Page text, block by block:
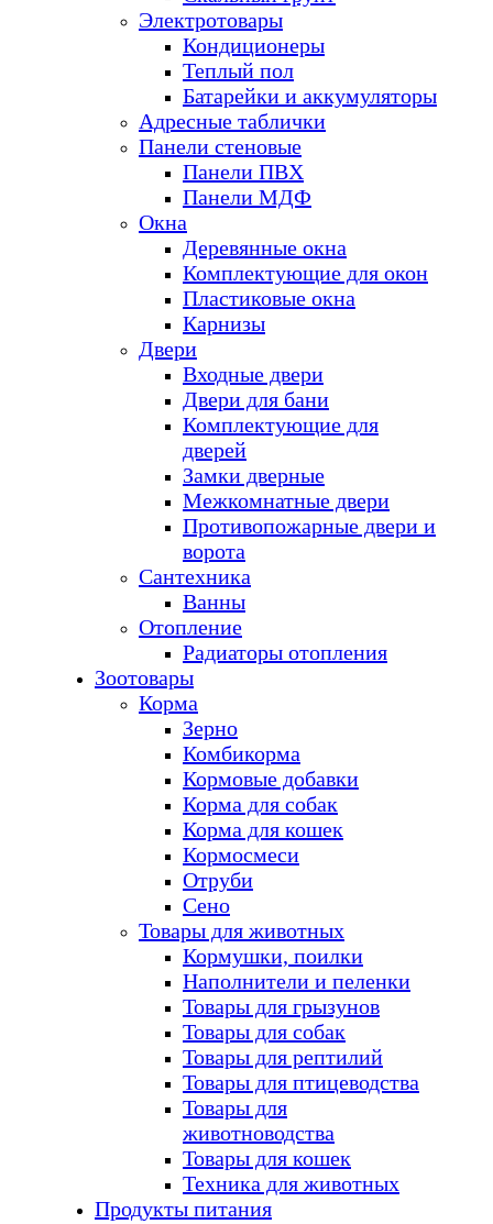
Электротовары
Кондиционеры
Теплый пол
Батарейки и аккумуляторы
Адресные таблички
Панели стеновые
Панели ПВХ
Панели МДФ
Окна
Деревянные окна
Комплектующие для окон
Пластиковые окна
Карнизы
Двери
Входные двери
Двери для бани
Комплектующие для
дверей
Замки дверные
Межкомнатные двери
Противопожарные двери и
ворота
Сантехника
Ванны
Отопление
Радиаторы отопления
Зоотовары
Корма
Зерно
Комбикорма
Кормовые добавки
Корма для собак
Корма для кошек
Кормосмеси
Отруби
Сено
Товары для животных
Кормушки, поилки
Наполнители и пеленки
Товары для грызунов
Товары для собак
Товары для рептилий
Товары для птицеводства
Товары для
животноводства
Товары для кошек
Техника для животных
Продукты питания